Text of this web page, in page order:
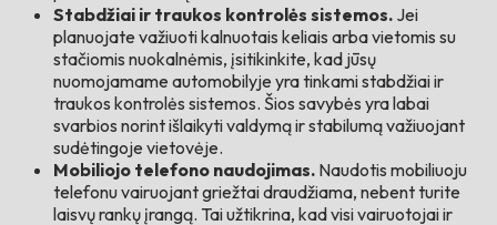
Stabdžiai ir traukos kontrolės sistemos. Jei
planuojate važiuoti kalnuotais keliais arba vietomis su
stačiomis nuokalnėmis, įsitikinkite, kad jūsų
nuomojamame automobilyje yra tinkami stabdžiai ir
traukos kontrolės sistemos. Šios savybės yra labai
svarbios norint išlaikyti valdymą ir stabilumą važiuojant
sudėtingoje vietovėje.
Mobiliojo telefono naudojimas. Naudotis mobiliuoju
telefonu vairuojant griežtai draudžiama, nebent turite
laisvų rankų įrangą. Tai užtikrina, kad visi vairuotojai ir